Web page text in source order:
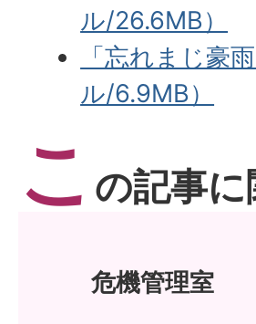
ル/26.6MB）
「忘れまじ豪
ル/6.9MB）
こ の記事
危機管理室